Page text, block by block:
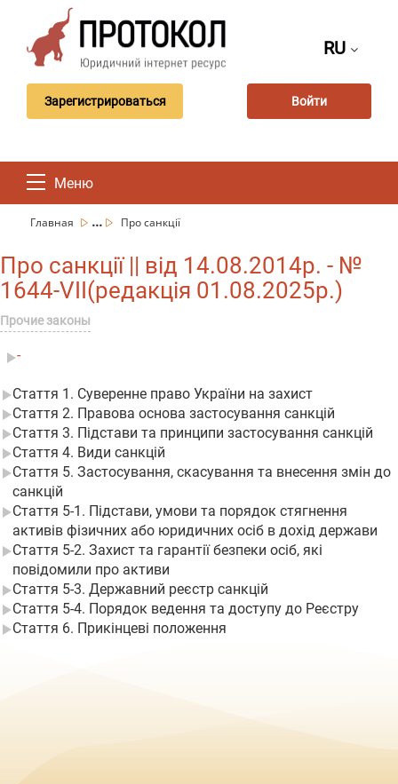
RU
Зарегистрироваться Войти
Меню
Главная ... Про санкції
Про санкції || від 14.08.2014р. - №
1644-VII(редакція 01.08.2025р.)
Прочие законы
-
Стаття 1. Суверенне право України на захист
Стаття 2. Правова основа застосування санкцій
Стаття 3. Підстави та принципи застосування санкцій
Стаття 4. Види санкцій
Стаття 5. Застосування, скасування та внесення змін до
санкцій
Стаття 5-1. Підстави, умови та порядок стягнення
активів фізичних або юридичних осіб в дохід держави
Стаття 5-2. Захист та гарантії безпеки осіб, які
повідомили про активи
Стаття 5-3. Державний реєстр санкцій
Стаття 5-4. Порядок ведення та доступу до Реєстру
Стаття 6. Прикінцеві положення